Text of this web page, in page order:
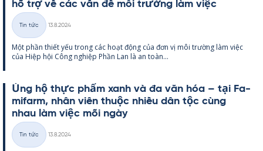
hỗ trợ về các vấn đề môi trường làm việc
Thể
loại
Tin tức
13.8.2024
Một phần thiết yếu trong các hoạt động của đơn vị môi trường làm việc
của Hiệp hội Công ng­hiệp Phần Lan là an toàn...
Ủng hộ thực phẩm xanh và đa văn hóa – tại Fa­
mi­farm, nhân viên thuộc nhiều dân tộc cùng
nhau làm việc mỗi ngày
Thể
Tin tức
13.8.2024